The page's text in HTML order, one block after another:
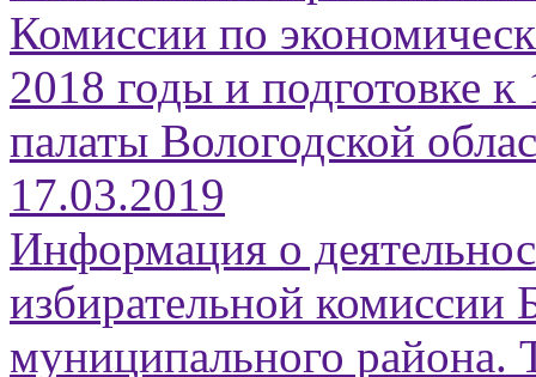
Комиссии по
2018 годы и подготовке
палаты Вологодской
17.03.2019
Информация о
избирательной комиссии
муниципального района.